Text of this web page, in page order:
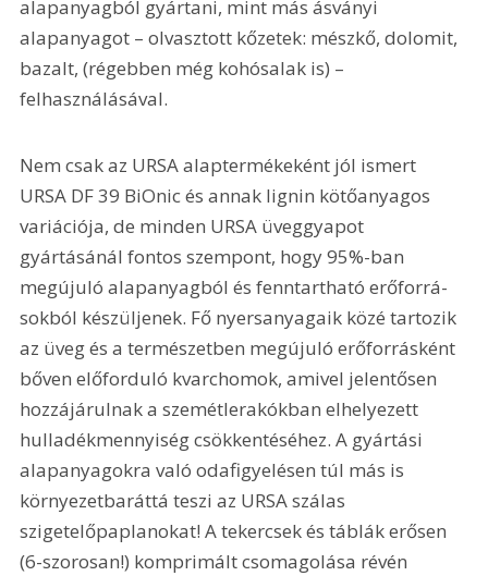
alapanyagból gyártani, mint más ásványi
alapanyagot – olvasztott kőzetek: mészkő, dolomit,
bazalt, (régebben még kohósalak is) –
felhasználásával.
Nem csak az URSA alaptermékeként jól ismert
URSA DF 39 BiOnic és annak lignin kötőanyagos
variációja, de minden URSA üveggyapot
gyártásánál fontos szempont, hogy 95%-ban
megújuló alapanyagból és fenntartható erőforrá­
sokból készüljenek. Fő nyersanyagaik közé tartozik
az üveg és a természetben megújuló erőforrásként
bőven előforduló kvarchomok, amivel jelentősen
hozzájárulnak a szemétlerakókban elhelyezett
hulladékmennyiség csökkentéséhez. A gyártási
alapanyagokra való odafigyelésen túl más is
környezetbaráttá teszi az URSA szálas
szigetelőpaplanokat! A tekercsek és táblák erősen
(6-szorosan!) komprimált csomagolása révén